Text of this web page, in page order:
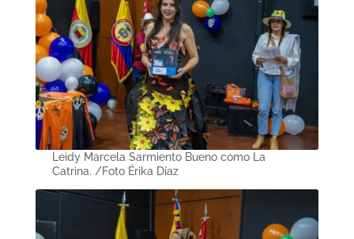
Leidy Marcela Sarmiento Bueno como La
Catrina. /Foto Érika Díaz